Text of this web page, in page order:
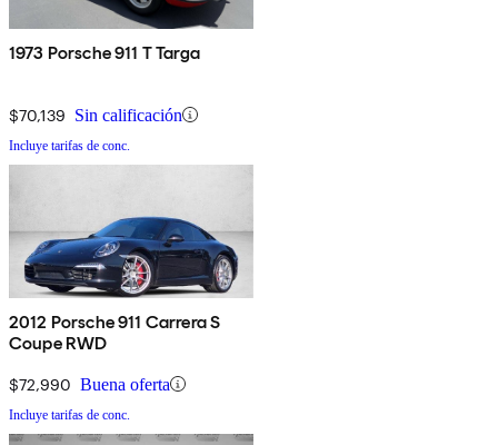
1973 Porsche 911 T Targa
$70,139 Sin calificación
Incluye tarifas de conc.
2012 Porsche 911 Carrera S
Coupe RWD
$72,990 Buena oferta
Incluye tarifas de conc.